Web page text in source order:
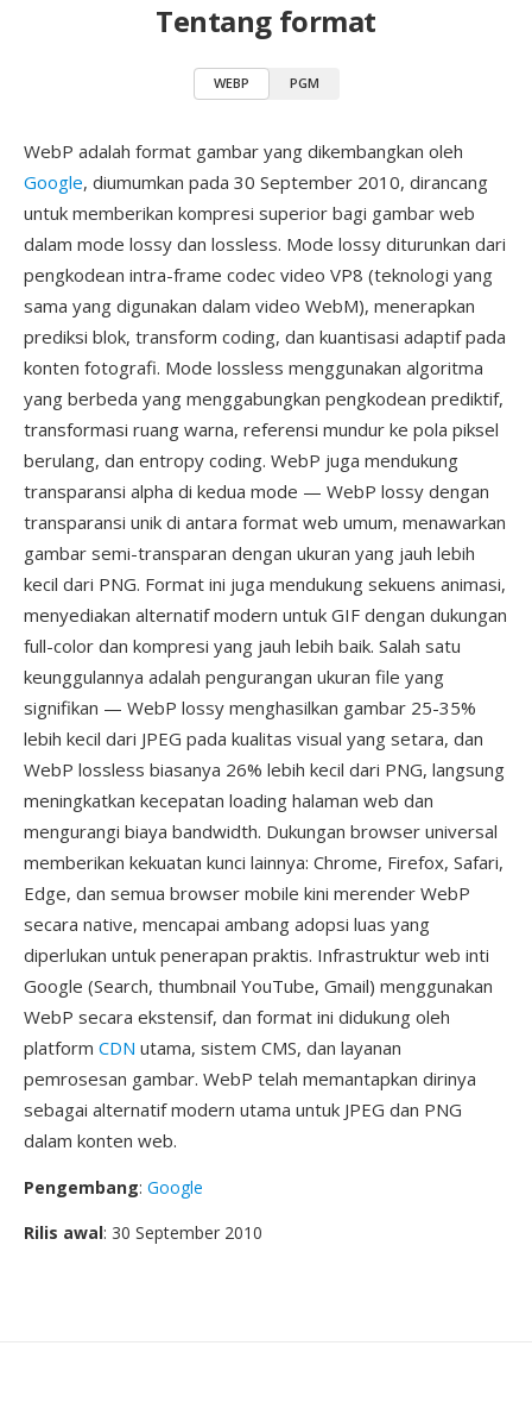
Tentang format
WEBP PGM
WebP adalah format gambar yang dikembangkan oleh
Google, diumumkan pada 30 September 2010, dirancang
untuk memberikan kompresi superior bagi gambar web
dalam mode lossy dan lossless. Mode lossy diturunkan dari
pengkodean intra-frame codec video VP8 (teknologi yang
sama yang digunakan dalam video WebM), menerapkan
prediksi blok, transform coding, dan kuantisasi adaptif pada
konten fotografi. Mode lossless menggunakan algoritma
yang berbeda yang menggabungkan pengkodean prediktif,
transformasi ruang warna, referensi mundur ke pola piksel
berulang, dan entropy coding. WebP juga mendukung
transparansi alpha di kedua mode — WebP lossy dengan
transparansi unik di antara format web umum, menawarkan
gambar semi-transparan dengan ukuran yang jauh lebih
kecil dari PNG. Format ini juga mendukung sekuens animasi,
menyediakan alternatif modern untuk GIF dengan dukungan
full-color dan kompresi yang jauh lebih baik. Salah satu
keunggulannya adalah pengurangan ukuran file yang
signifikan — WebP lossy menghasilkan gambar 25-35%
lebih kecil dari JPEG pada kualitas visual yang setara, dan
WebP lossless biasanya 26% lebih kecil dari PNG, langsung
meningkatkan kecepatan loading halaman web dan
mengurangi biaya bandwidth. Dukungan browser universal
memberikan kekuatan kunci lainnya: Chrome, Firefox, Safari,
Edge, dan semua browser mobile kini merender WebP
secara native, mencapai ambang adopsi luas yang
diperlukan untuk penerapan praktis. Infrastruktur web inti
Google (Search, thumbnail YouTube, Gmail) menggunakan
WebP secara ekstensif, dan format ini didukung oleh
platform CDN utama, sistem CMS, dan layanan
pemrosesan gambar. WebP telah memantapkan dirinya
sebagai alternatif modern utama untuk JPEG dan PNG
dalam konten web.
Pengembang: Google
Rilis awal: 30 September 2010